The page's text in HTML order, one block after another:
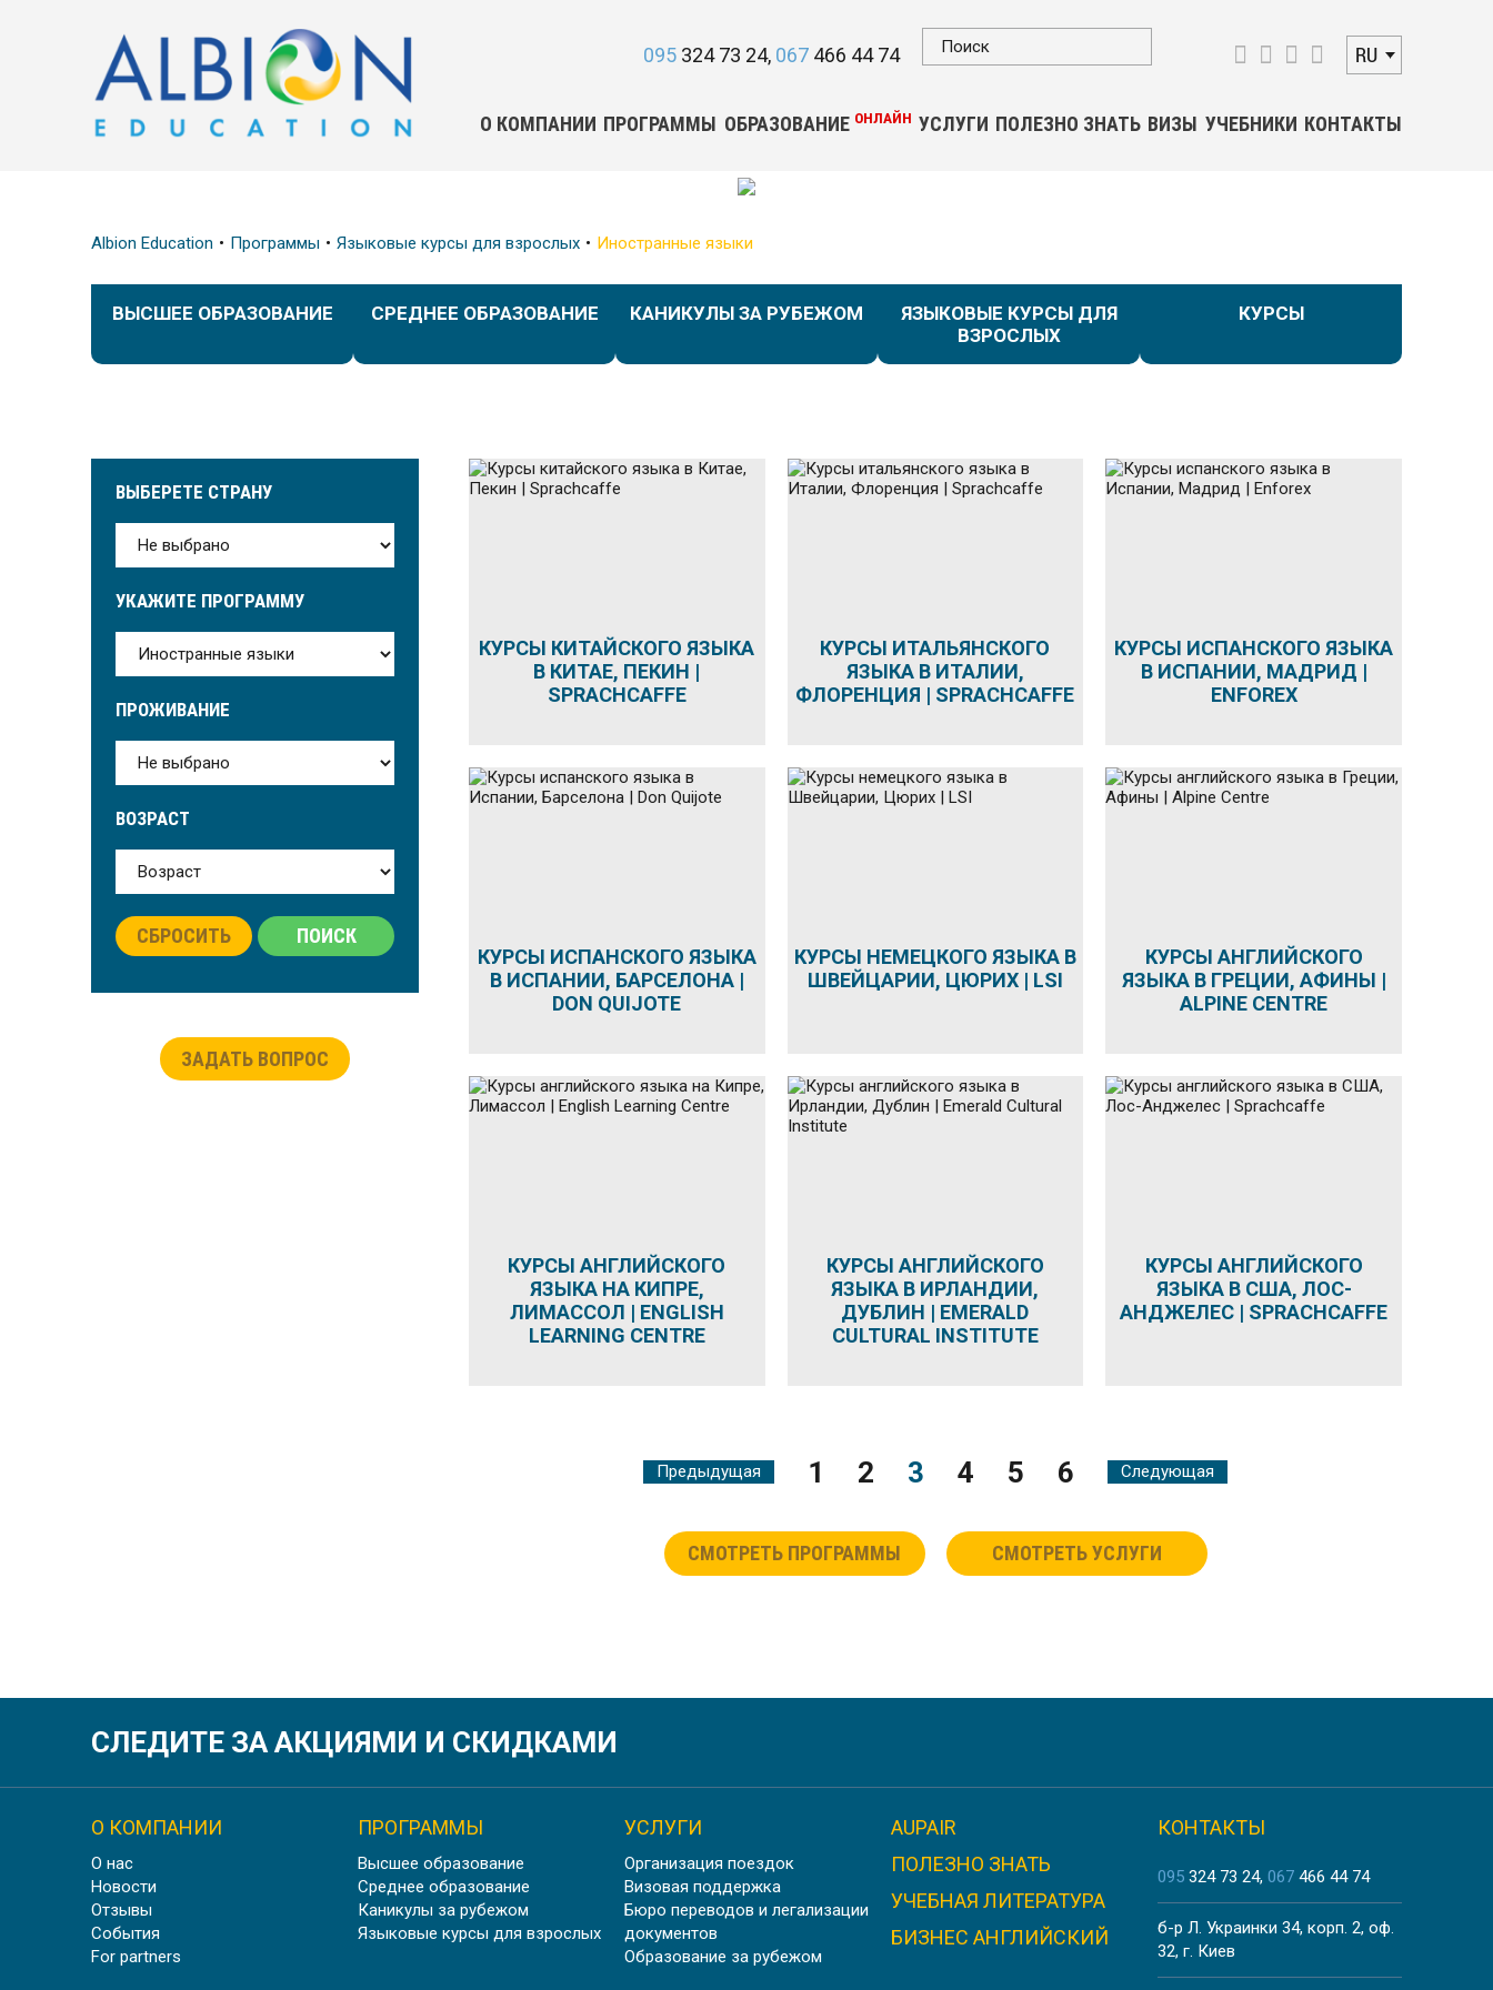
095 324 73 24 067 466 44 74 RU
О КОМПАНИИ ПРОГРАММЫ ОБРАЗОВАНИЕ ОНЛАЙН УСЛУГИ ПОЛЕЗНО ЗНАТЬ ВИЗЫ УЧЕБНИКИ КОНТАКТЫ
Albion Education Программы Языковые курсы для взрослых Иностранные языки
ВЫСШЕЕ ОБРАЗОВАНИЕ СРЕДНЕЕ ОБРАЗОВАНИЕ КАНИКУЛЫ ЗА РУБЕЖОМ
ЯЗЫКОВЫЕ КУРСЫ ДЛЯ
ВЗРОСЛЫХ
КУРСЫ
ВЫБЕРЕТЕ СТРАНУ
УКАЖИТЕ ПРОГРАММУ
ПРОЖИВАНИЕ
ВОЗРАСТ
СБРОСИТЬ ПОИСК
ЗАДАТЬ ВОПРОС
КУРСЫ КИТАЙСКОГО ЯЗЫКА
В КИТАЕ, ПЕКИН |
SPRACHCAFFE
КУРСЫ ИТАЛЬЯНСКОГО
ЯЗЫКА В ИТАЛИИ,
ФЛОРЕНЦИЯ | SPRACHCAFFE
КУРСЫ ИСПАНСКОГО ЯЗЫКА
В ИСПАНИИ, МАДРИД |
ENFOREX
КУРСЫ ИСПАНСКОГО ЯЗЫКА
В ИСПАНИИ, БАРСЕЛОНА |
DON QUIJOTE
КУРСЫ НЕМЕЦКОГО ЯЗЫКА В
ШВЕЙЦАРИИ, ЦЮРИХ | LSI
КУРСЫ АНГЛИЙСКОГО
ЯЗЫКА В ГРЕЦИИ, АФИНЫ |
ALPINE CENTRE
КУРСЫ АНГЛИЙСКОГО
ЯЗЫКА НА КИПРЕ,
ЛИМАССОЛ | ENGLISH
LEARNING CENTRE
КУРСЫ АНГЛИЙСКОГО
ЯЗЫКА В ИРЛАНДИИ,
ДУБЛИН | EMERALD
CULTURAL INSTITUTE
КУРСЫ АНГЛИЙСКОГО
ЯЗЫКА В США, ЛОС-
АНДЖЕЛЕС | SPRACHCAFFE
Предыдущая 1 2 3 4 5 6 Следующая
СМОТРЕТЬ ПРОГРАММЫ СМОТРЕТЬ УСЛУГИ
СЛЕДИТЕ ЗА АКЦИЯМИ И СКИДКАМИ
О КОМПАНИИ
О нас
Новости
Отзывы
События
For partners
ПРОГРАММЫ
Высшее образование
Среднее образование
Каникулы за рубежом
Языковые курсы для взрослых
УСЛУГИ
Организация поездок
Визовая поддержка
Бюро переводов и легализации
документов
Образование за рубежом
AUPAIR
ПОЛЕЗНО ЗНАТЬ
УЧЕБНАЯ ЛИТЕРАТУРА
БИЗНЕС АНГЛИЙСКИЙ
КОНТАКТЫ
095 324 73 24 067 466 44 74
б-р Л. Украинки 34, корп. 2, оф.
32, г. Киев